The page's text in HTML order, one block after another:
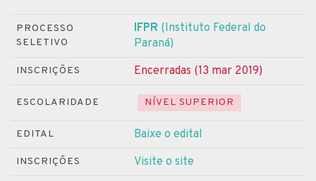
PROCESSO
SELETIVO
IFPR (Instituto Federal do
Paraná)
INSCRIÇÕES Encerradas (13 mar 2019)
ESCOLARIDADE NÍVEL SUPERIOR
EDITAL Baixe o edital
INSCRIÇÕES Visite o site